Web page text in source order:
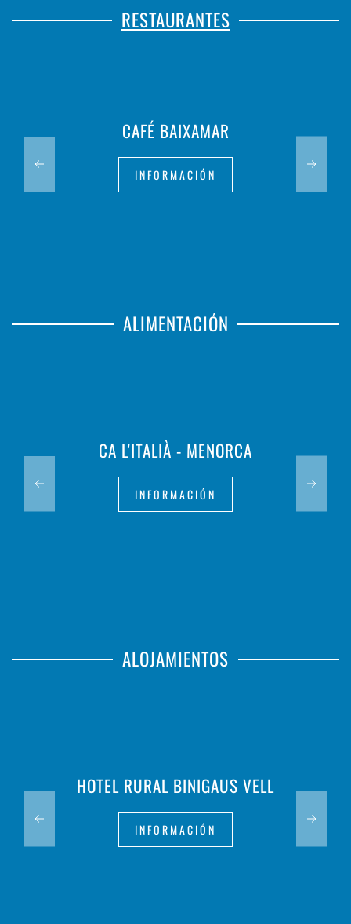
RESTAURANTES
CAFÉ BAIXAMAR
INFORMACIÓN
ALIMENTACIÓN
CA L'ITALIÀ - MENORCA
INFORMACIÓN
ALOJAMIENTOS
HOTEL RURAL BINIGAUS VELL
INFORMACIÓN